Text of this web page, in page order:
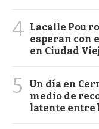
4 Lacalle Pou
esperan con
en Ciudad
5
Un día en
medio de
latente entre